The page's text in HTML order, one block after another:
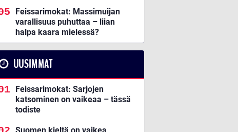
Feissarimokat: Massimuijan
varallisuus puhuttaa – liian
halpa kaara mielessä?
UUSIMMAT
Feissarimokat: Sarjojen
katsominen on vaikeaa – tässä
todiste